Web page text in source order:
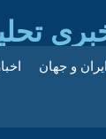
و جهان